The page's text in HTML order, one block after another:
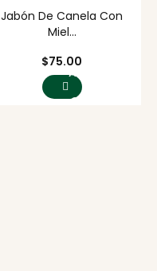
Jabón De Canela Con
Miel...
Precio
$75.00
AGREGAR
CARRITO